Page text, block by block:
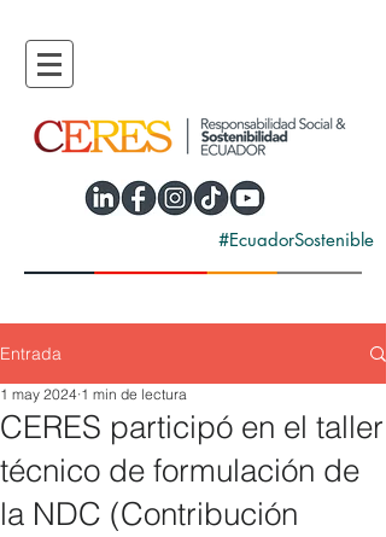
#EcuadorSostenible
Entrada
CERES participó en el taller
técnico de formulación de
la NDC (Contribución
1 may 2024 1 min de lectura